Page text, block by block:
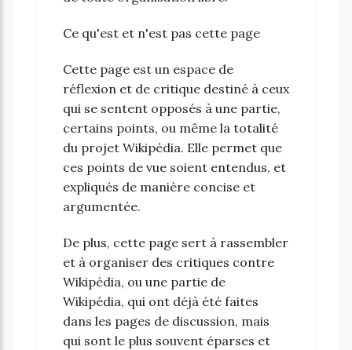
Ce qu'est et n'est pas cette page
Cette page est un espace de
réflexion et de critique destiné à ceux
qui se sentent opposés à une partie,
certains points, ou même la totalité
du projet Wikipédia. Elle permet que
ces points de vue soient entendus, et
expliqués de manière concise et
argumentée.
De plus, cette page sert à rassembler
et à organiser des critiques contre
Wikipédia, ou une partie de
Wikipédia, qui ont déjà été faites
dans les pages de discussion, mais
qui sont le plus souvent éparses et